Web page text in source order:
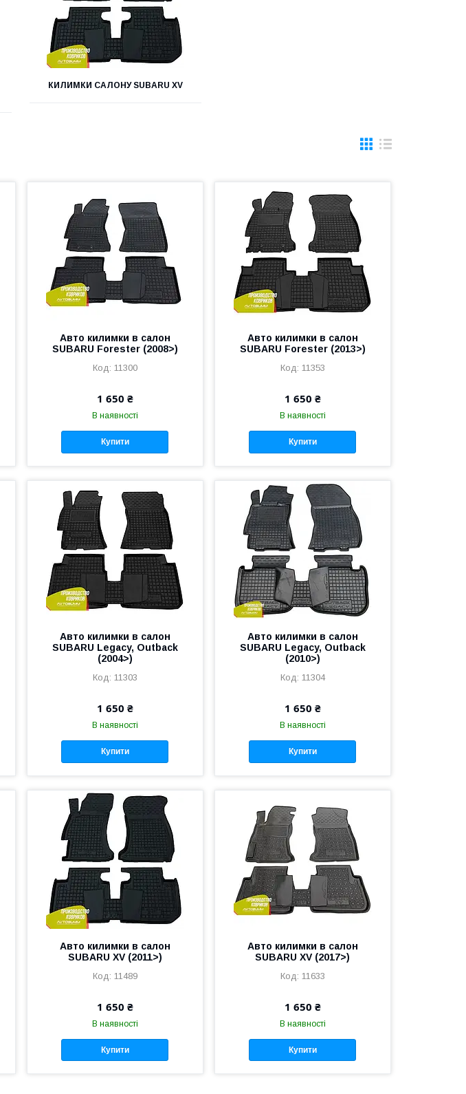
КИЛИМКИ САЛОНУ SUBARU XV
Авто килимки в салон
SUBARU Forester (2008>)
11300
1 650 ₴
В наявності
Купити
Авто килимки в салон
SUBARU Forester (2013>)
11353
1 650 ₴
В наявності
Купити
Авто килимки в салон
SUBARU Legacy, Outback
(2004>)
11303
1 650 ₴
В наявності
Купити
Авто килимки в салон
SUBARU Legacy, Outback
(2010>)
11304
1 650 ₴
В наявності
Купити
Авто килимки в салон
SUBARU XV (2011>)
11489
1 650 ₴
В наявності
Купити
Авто килимки в салон
SUBARU XV (2017>)
11633
1 650 ₴
В наявності
Купити